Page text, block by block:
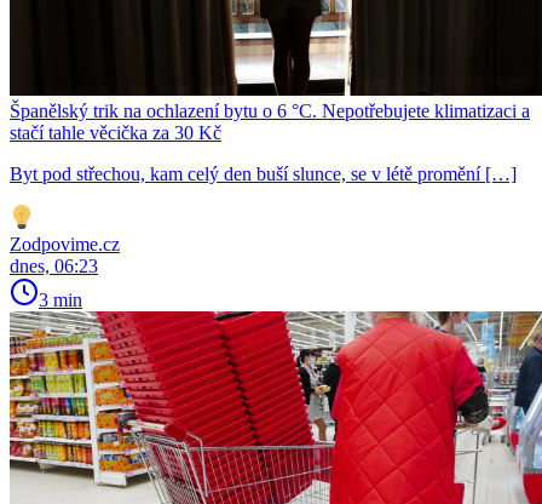
Španělský trik na ochlazení bytu o 6 °C. Nepotřebujete klimatizaci a
stačí tahle věcička za 30 Kč
Byt pod střechou, kam celý den buší slunce, se v létě promění […]
Zodpovime.cz
dnes, 06:23
3 min